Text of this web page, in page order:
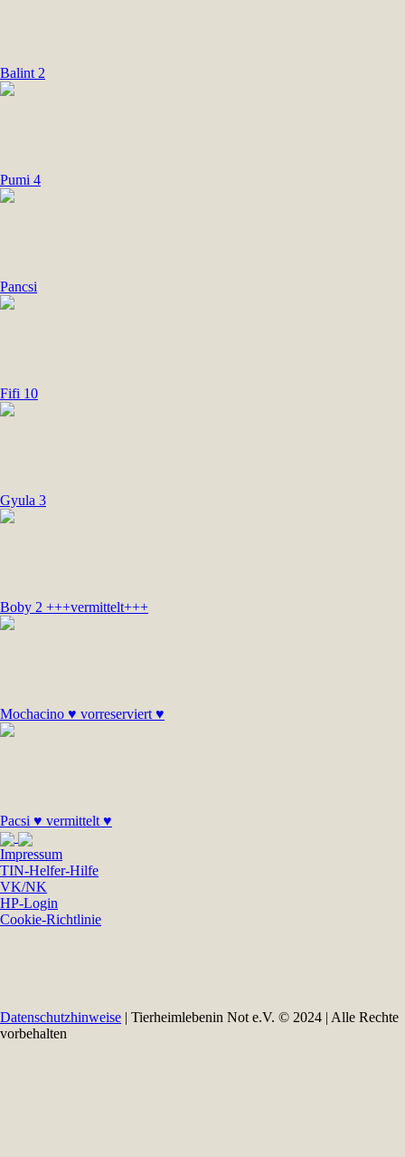
Balint 2
Pumi 4
Pancsi
Fifi 10
Gyula 3
Boby 2 +++vermittelt+++
Mochacino ♥ vorreserviert ♥
Pacsi ♥ vermittelt ♥
Impressum
TIN-Helfer-Hilfe
VK/NK
HP-Login
Cookie-Richtlinie
Datenschutzhinweise | Tierheimlebenin Not e.V. © 2024 | Alle Rechte
vorbehalten